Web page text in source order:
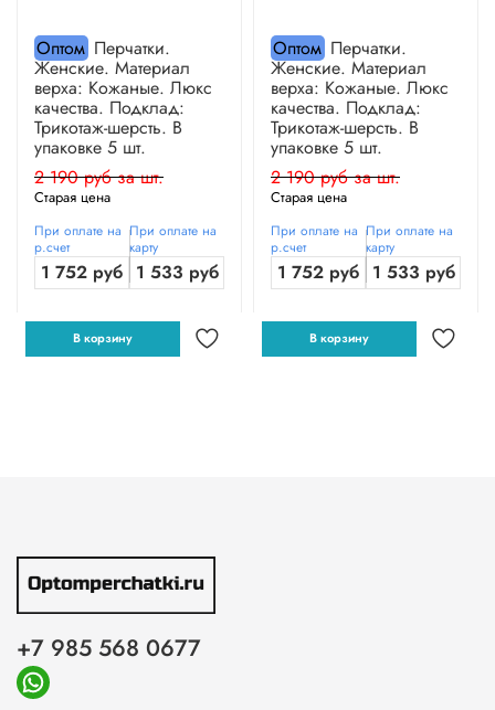
ОптомПерчатки.
Женские. Материал
верха: Кожаные. Люкс
качества. Подклад:
Трикотаж-шерсть. В
упаковке 5 шт.
2 190 руб за шт.
Старая цена
При оплате на
р.счет
1 752 руб
При оплате на
карту
1 533 руб
В корзину
ОптомПерчатки.
Женские. Материал
верха: Кожаные. Люкс
качества. Подклад:
Трикотаж-шерсть. В
упаковке 5 шт.
2 190 руб за шт.
Старая цена
При оплате на
р.счет
1 752 руб
При оплате на
карту
1 533 руб
В корзину
+7 985 568 0677